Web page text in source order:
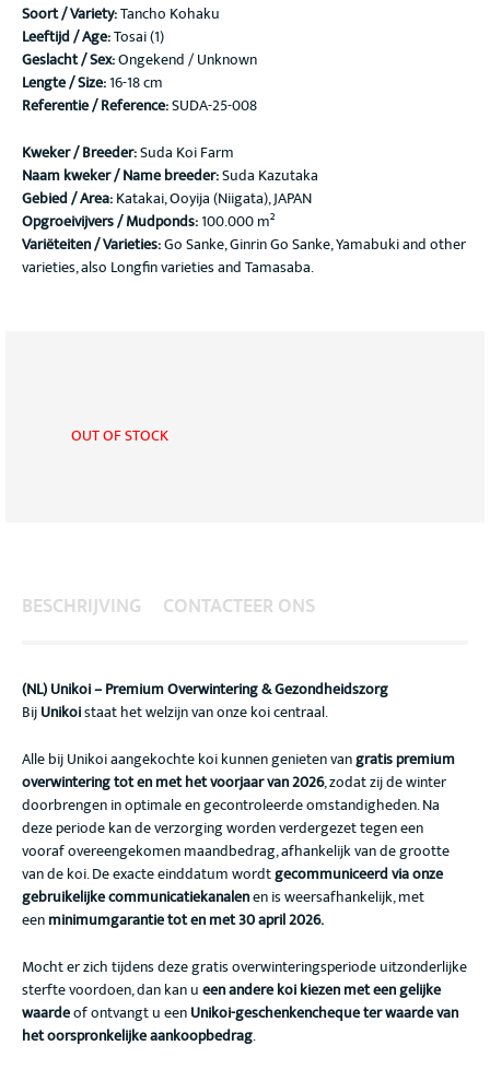
Soort / Variety:Tancho Kohaku
Leeftijd / Age:Tosai (1)
Geslacht / Sex:Ongekend / Unknown
Lengte / Size:16-18 cm
Referentie / Reference:SUDA-25-008
Kweker / Breeder:Suda Koi Farm
Naam kweker / Name breeder:Suda Kazutaka
Gebied / Area:Katakai, Ooyija (Niigata), JAPAN
Opgroeivijvers / Mudponds:100.000 m²
Variëteiten / Varieties:Go Sanke, Ginrin Go Sanke, Yamabuki and other
varieties, also Longfin varieties and Tamasaba.
OUT OF STOCK
BESCHRIJVING CONTACTEER ONS
(NL) Unikoi – Premium Overwintering & Gezondheidszorg
BijUnikoistaat het welzijn van onze koi centraal.
Alle bij Unikoi aangekochte koi kunnen genieten vangratis premium
overwintering tot en met het voorjaar van 2026, zodat zij de winter
doorbrengen in optimale en gecontroleerde omstandigheden. Na
deze periode kan de verzorging worden verdergezet tegen een
vooraf overeengekomen maandbedrag, afhankelijk van de grootte
van de koi. De exacte einddatum wordtgecommuniceerd via onze
gebruikelijke communicatiekanalenen is weersafhankelijk, met
eenminimumgarantie tot en met 30 april 2026.
Mocht er zich tijdens deze gratis overwinteringsperiode uitzonderlijke
sterfte voordoen, dan kan ueen andere koi kiezen met een gelijke
waardeof ontvangt u eenUnikoi-geschenkencheque ter waarde van
het oorspronkelijke aankoopbedrag.